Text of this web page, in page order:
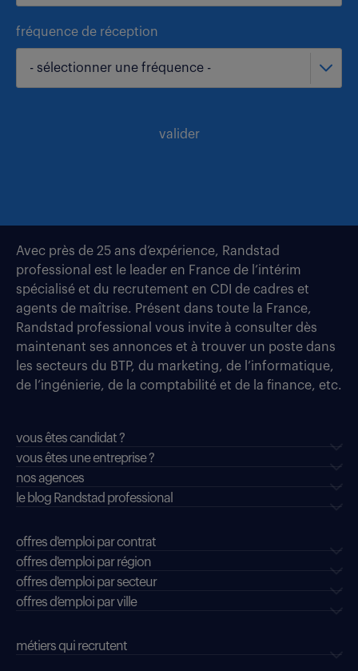
fréquence de réception
- sélectionner une fréquence -
valider
Avec près de 25 ans d’expérience, Randstad
professional est le leader en France de l’intérim
spécialisé et du recrutement en CDI de cadres et
agents de maîtrise. Présent dans toute la France,
Randstad professional vous invite à consulter dès
maintenant ses annonces et à trouver un poste dans
les secteurs du BTP, du marketing, de l’informatique,
de l’ingénierie, de la comptabilité et de la finance, etc.
vous êtes candidat ?
vous êtes une entreprise ?
nos agences
le blog Randstad professional
offres d'emploi par contrat
offres d'emploi par région
offres d'emploi par secteur
offres d’emploi par ville
métiers qui recrutent